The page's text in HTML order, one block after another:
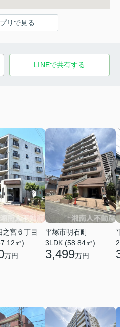
リで見る
LINEで共有する
之宮６丁目
㎡)
万円
平塚市明石町
3LDK (58.84㎡)
3,499万円